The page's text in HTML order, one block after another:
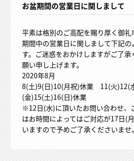
お盆期間の営業日に関しまして
平素は格別のご高配を賜り厚く御
期間中の営業日に関しまして下記の
す。ご迷惑をおかけしますがご了
願い申し上げます。
2020年8月
8(土)9(日)10(月祝)休業 11(火
(金)15(土)16(日)休業
※12日(水)に頂いたお問い合わせ、
はお時間によってはご対応が17日(
いますので予めご了承くださいませ。